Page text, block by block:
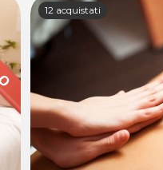
7 acquistati